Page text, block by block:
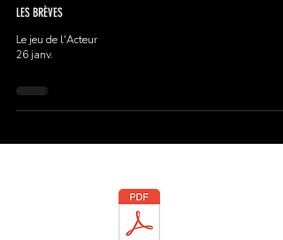
LES BRÈVES
Le jeu de l'Acteur
26 janv.